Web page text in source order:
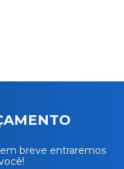
breve entraremos